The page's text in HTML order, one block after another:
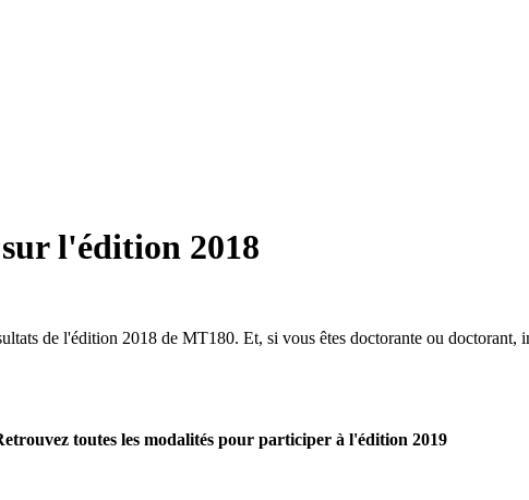
l'édition 2018
de l'édition 2018 de MT180. Et, si vous êtes doctorante ou
toutes les modalités pour participer à l'édition 2019